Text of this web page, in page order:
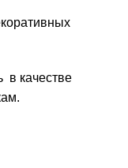
в качестве